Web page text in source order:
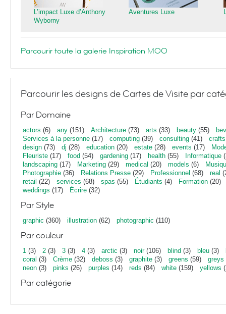
L’impact Luxe d’Anthony
Wyborny
Aventures Luxe
Parcourir toute la galerie Inspiration MOO
Parcourir les designs de Cartes de Visite par
Par Domaine
actors (6) any (151) Architecture (73) arts (33) beauty (55)
Services à la personne (17) computing (39) consulting (41) crafts
design (73) dj (28) education (20) estate (28) events (17)
Fleuriste (17) food (54) gardening (17) health (55) Informatique
landscaping (17) Marketing (29) medical (20) models (6)
Photographie (36) Relations Presse (29) Professionnel (68) real
retail (22) services (68) spas (55) Étudiants (4) Formation (20)
weddings (17) Écrire (32)
Par Style
graphic (360) illustration (62) photographic (110)
Par couleur
1 (3) 2 (3) 3 (3) 4 (3) arctic (3) noir(106) blind (3) bleu (3)
coral (3) Crème (32) deboss (3) graphite (3) greens (59) greys
neon (3) pinks (26) purples (14) reds (84) white (159) yellows
Par catégorie